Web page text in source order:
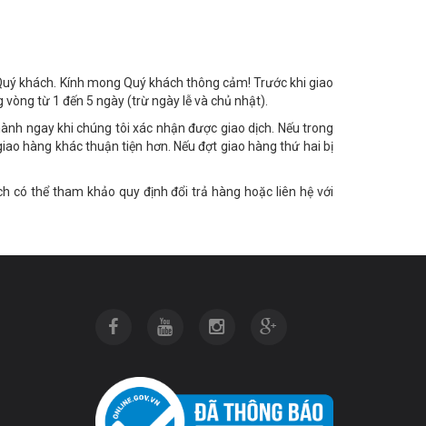
khách. Kính mong Quý khách thông cảm! Trước khi giao
từ 1 đến 5 ngày (trừ ngày lễ và chủ nhật).
ngay khi chúng tôi xác nhận được giao dịch. Nếu trong
hàng khác thuận tiện hơn. Nếu đợt giao hàng thứ hai bị
có thể tham khảo quy định đổi trả hàng hoặc liên hệ với